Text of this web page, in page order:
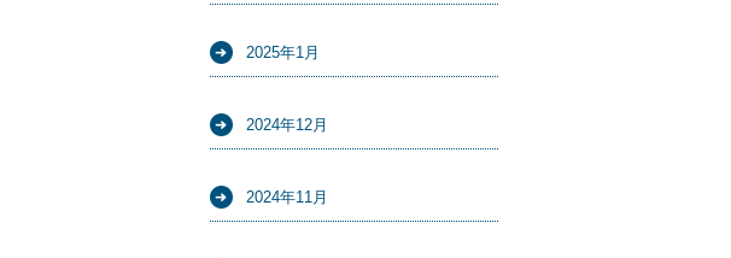
2025年1月
2024年12月
2024年11月